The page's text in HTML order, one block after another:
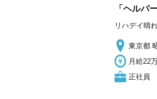
「ヘルパ
リハデイ晴
東京都
月給22
正社員